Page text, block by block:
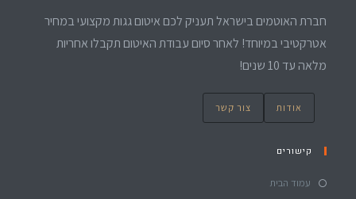
חברת האוטמים בישראל תעניק לכם איטום גגות מקצועי במחיר
אטרקטיבי במיוחד! לאחר סיום עבודת האיטום תקבלו אחריות
מלאה עד 10 שנים!
אודות צור קשר
קישורים
עמוד הבית